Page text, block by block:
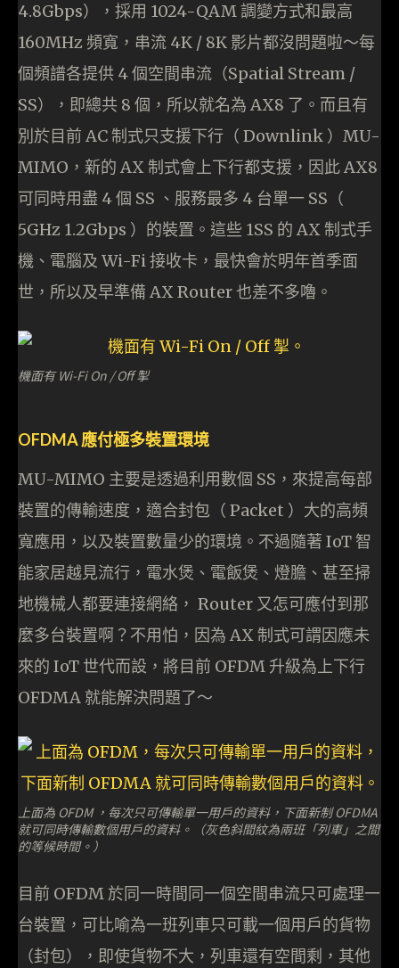
4.8Gbps），採用 1024-QAM 調變方式和最高
160MHz 頻寬，串流 4K / 8K 影片都沒問題啦～每
個頻譜各提供 4 個空間串流（Spatial Stream /
SS），即總共 8 個，所以就名為 AX8 了。而且有
別於目前 AC 制式只支援下行（ Downlink ）MU-
MIMO，新的 AX 制式會上下行都支援，因此 AX8
可同時用盡 4 個 SS 、服務最多 4 台單一 SS（
5GHz 1.2Gbps ）的裝置。這些 1SS 的 AX 制式手
機、電腦及 Wi-Fi 接收卡，最快會於明年首季面
世，所以及早準備 AX Router 也差不多嚕。
機面有 Wi-Fi On / Off 掣
OFDMA 應付極多裝置環境
MU-MIMO 主要是透過利用數個 SS，來提高每部
裝置的傳輸速度，適合封包（ Packet ）大的高頻
寬應用，以及裝置數量少的環境。不過隨著 IoT 智
能家居越見流行，電水煲、電飯煲、燈膽、甚至掃
地機械人都要連接網絡， Router 又怎可應付到那
麼多台裝置啊？不用怕，因為 AX 制式可謂因應未
來的 IoT 世代而設，將目前 OFDM 升級為上下行
OFDMA 就能解決問題了～
上面為 OFDM ，每次只可傳輸單一用戶的資料，下面新制 OFDMA
就可同時傳輸數個用戶的資料。（灰色斜間紋為兩班「列車」之間
的等候時間。）
目前 OFDM 於同一時間同一個空間串流只可處理一
台裝置，可比喻為一班列車只可載一個用戶的貨物
（封包），即使貨物不大，列車還有空間剩，其他